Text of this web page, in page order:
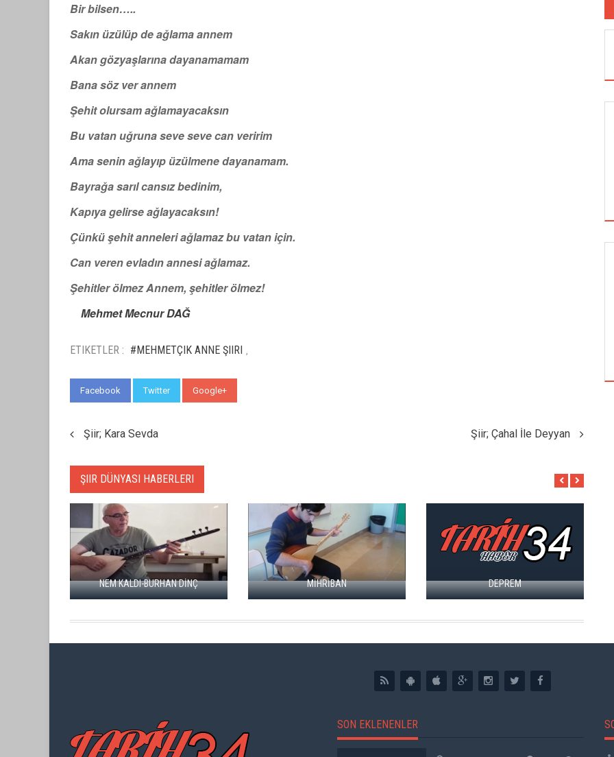
Bir bilsen…..
Sakın üzülüp de ağlama annem
Akan gözyaşlarına dayanamamam
Bana söz ver annem
Şehit olursam ağlamayacaksın
Bu vatan uğruna seve seve can veririm
Ama senin ağlayıp üzülmene dayanamam.
Bayrağa sarıl cansız bedinim,
Kapıya gelirse ağlayacaksın!
Çünkü şehit anneleri ağlamaz bu vatan için.
Can veren evladın annesi ağlamaz.
Şehitler ölmez Annem, şehitler ölmez!
Mehmet Mecnur DAĞ
ETIKETLER : #MEHMETÇIK ANNE ŞIIRI
Facebook Twitter Google+
Şiir; Kara Sevda Şiir; Çahal İle Deyyan
ŞIIR DÜNYASI HABERLERI
NEM KALDI-BURHAN DİNÇ MİHRİBAN DEPREM
SON EKLENENLER